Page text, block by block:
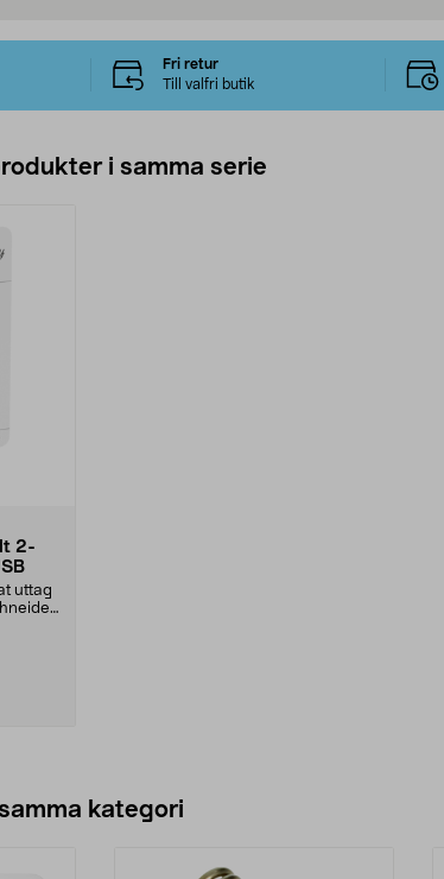
Fri retur
Till valfri butik
i samma serie
2-
uttag
kategori